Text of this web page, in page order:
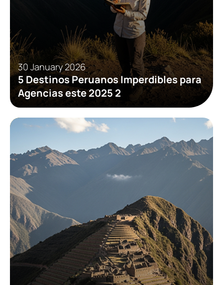
30 January 2026
5 Destinos Peruanos Imperdibles para
Agencias este 2025 2
Experiences Tips